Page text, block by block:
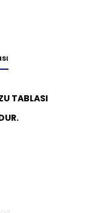
TABLASI